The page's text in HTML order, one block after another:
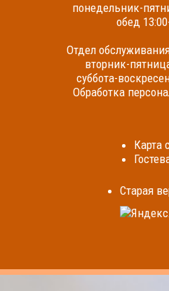
понедельник-
обед
Отдел
вторник-
суббота-
Обработка
Карта
Cтарая